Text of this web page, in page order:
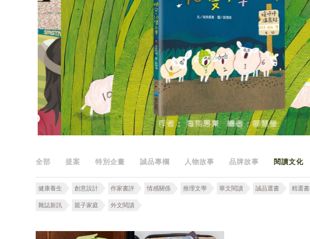
全部 提案 特別企畫 誠品專欄 人物故事 品牌故事 閱讀文化
健康養生 創意設計 作家書評 情感關係 推理文學 華文閱讀 誠品選書 精選
雜誌新訊 親子家庭 外文閱讀